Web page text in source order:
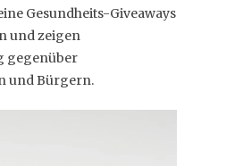
Gesundheits-Giveaways
und zeigen
gegenüber
und Bürgern.